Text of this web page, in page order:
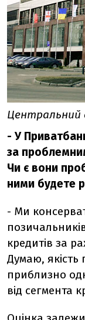
Центральний
- У
за
Чи є вони
ними будете
- Ми
кредитів за
Думаю, якість
приблизно
від сегмента